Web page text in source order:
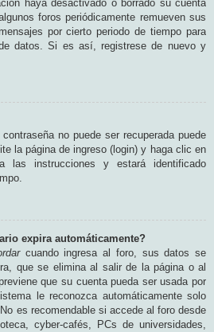
haya desactivado o borrado su cuenta
foros periódicamente remueven sus
por cierto periodo de tiempo para
datos. Si es así, registrese de nuevo y
no puede ser recuperada puede
la página de ingreso (login) y haga clic en
las instrucciones y estará identificado
expira automáticamente?
cuando ingresa al foro, sus datos se
que se elimina al salir de la página o al
que su cuenta pueda ser usada por
le reconozca automáticamente solo
es recomendable si accede al foro desde
cyber-cafés, PCs de universidades,